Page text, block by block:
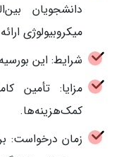
دانشجویان
میکروبیولوژی
شرایط: این
مزایا: تأمین
کمک‌هزینه‌ها.
زمان درخواست: